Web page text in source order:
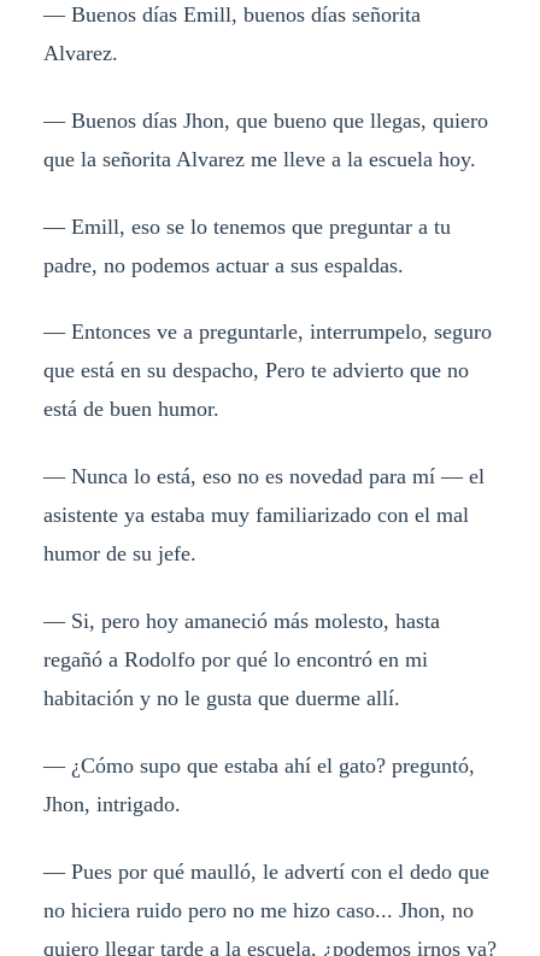
— Buenos días Emill, buenos días señorita
Alvarez.
— Buenos días Jhon, que bueno que llegas, quiero
que la señorita Alvarez me lleve a la escuela hoy.
— Emill, eso se lo tenemos que preguntar a tu
padre, no podemos actuar a sus espaldas.
— Entonces ve a preguntarle, interrumpelo, seguro
que está en su despacho, Pero te advierto que no
está de buen humor.
— Nunca lo está, eso no es novedad para mí — el
asistente ya estaba muy familiarizado con el mal
humor de su jefe.
— Si, pero hoy amaneció más molesto, hasta
regañó a Rodolfo por qué lo encontró en mi
habitación y no le gusta que duerme allí.
— ¿Cómo supo que estaba ahí el gato? preguntó,
Jhon, intrigado.
— Pues por qué maulló, le advertí con el dedo que
no hiciera ruido pero no me hizo caso... Jhon, no
quiero llegar tarde a la escuela, ¿podemos irnos ya?